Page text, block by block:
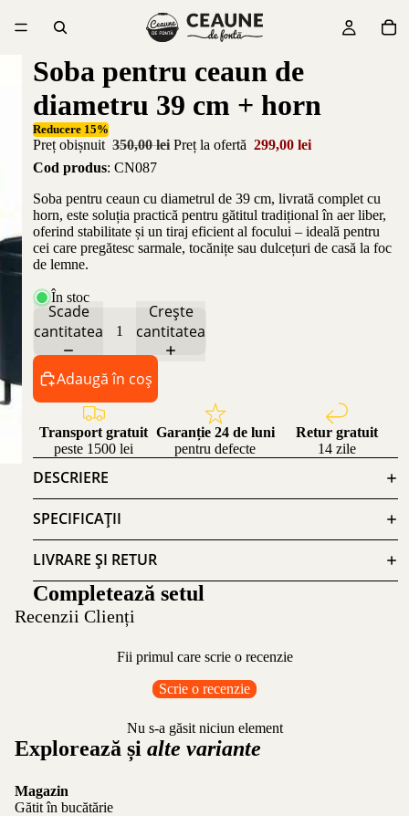
Soba pentru ceaun de
diametru 39 cm + horn
Reducere 15%
Preț obișnuit 350,00 lei Preț la ofertă 299,00 lei
Cod produs: CN087
Soba pentru ceaun cu diametrul de 39 cm, livrată complet cu
horn, este soluția practică pentru gătitul tradițional în aer liber,
oferind stabilitate și un tiraj eficient al focului – ideală pentru
cei care pregătesc sarmale, tocănițe sau dulcețuri de casă la foc
de lemne.
În stoc
Scade
cantitatea
Crește
cantitatea
Adaugă în coș
Transport gratuit
peste 1500 lei
Garanție 24 de luni
pentru defecte
Retur gratuit
14 zile
DESCRIERE
SPECIFICAȚII
LIVRARE ȘI RETUR
Completează setul
Recenzii Clienți
Fii primul care scrie o recenzie
Scrie o recenzie
Nu s-a găsit niciun element
Explorează și alte variante
Magazin
Gătit în bucătărie